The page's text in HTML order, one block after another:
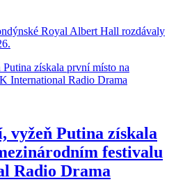
Royal Albert Hall rozdávaly
vyžeň Putina získala
festivalu
Radio Drama